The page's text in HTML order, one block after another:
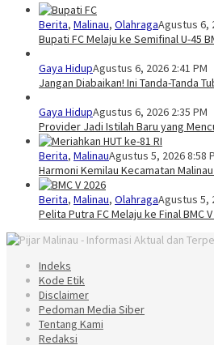
Berita, Malinau, OlahragaAgustus 6,
Bupati FC Melaju ke Semifinal U-45
Gaya HidupAgustus 6, 2026 2:41 PM
Jangan Diabaikan! Ini Tanda-Tanda
Gaya HidupAgustus 6, 2026 2:35 PM
Provider Jadi Istilah Baru yang
Berita, MalinauAgustus 5, 2026 8:58
Harmoni Kemilau Kecamatan
Berita, Malinau, OlahragaAgustus 5,
Pelita Putra FC Melaju ke Final BMC
Indeks
Kode Etik
Disclaimer
Pedoman Media Siber
Tentang Kami
Redaksi